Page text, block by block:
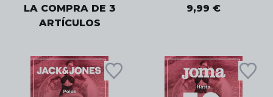
LA COMPRA DE 3
ARTÍCULOS
9,99 €